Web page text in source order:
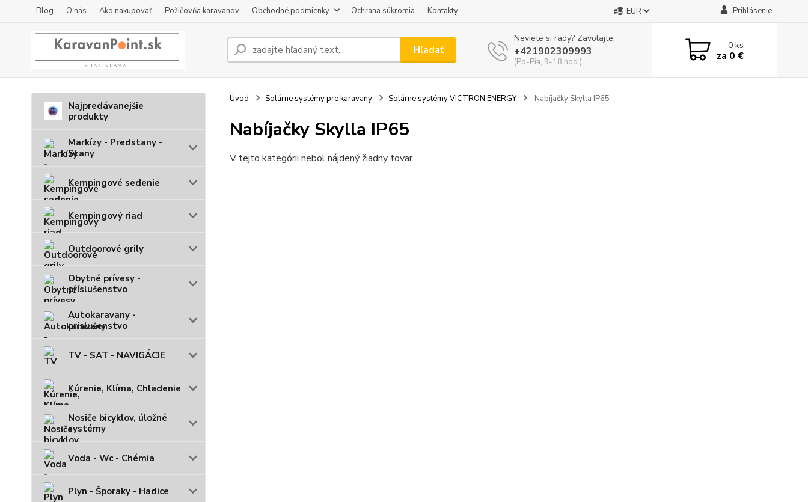
Blog O nás Ako nakupovať Požičovňa karavanov Obchodné podmienky Ochrana súkromia Kontakty EUR Prihlásenie
Hľadať
Neviete si rady? Zavolajte.
+421902309993
(Po-Pia, 9-18 hod.)
0ks
za 0 €
Najpredávanejšie
produkty
Markízy - Predstany -
Stany
Kempingové sedenie
Kempingový riad
Outdoorové grily
Obytné prívesy -
príslušenstvo
Autokaravany -
príslušenstvo
TV - SAT - NAVIGÁCIE
Kúrenie, Klíma, Chladenie
Nosiče bicyklov, úložné
systémy
Voda - Wc - Chémia
Plyn - Šporaky - Hadice
Úvod Solárne systémy pre karavany Solárne systémy VICTRON ENERGY Nabíjačky Skylla IP65
Nabíjačky Skylla IP65
V tejto kategórii nebol nájdený žiadny tovar.